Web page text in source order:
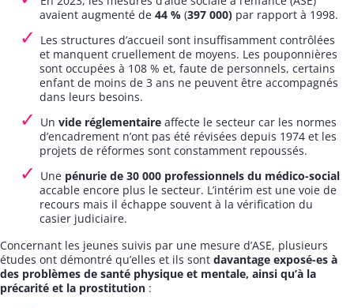
avaient augmenté de 44 % (397 000) par rapport à 1998.
Les structures d’accueil sont insuffisamment contrôlées
et manquent cruellement de moyens. Les pouponnières
sont occupées à 108 % et, faute de personnels, certains
enfant de moins de 3 ans ne peuvent être accompagnés
dans leurs besoins.
Un vide réglementaire affecte le secteur car les normes
d’encadrement n’ont pas été révisées depuis 1974 et les
projets de réformes sont constamment repoussés.
Une pénurie de 30 000 professionnels du médico-social
accable encore plus le secteur. L’intérim est une voie de
recours mais il échappe souvent à la vérification du
casier judiciaire.
Concernant les jeunes suivis par une mesure d’ASE, plusieurs
études ont démontré qu’elles et ils sont davantage exposé-es à
des problèmes de santé physique et mentale, ainsi qu’à la
précarité et la prostitution :